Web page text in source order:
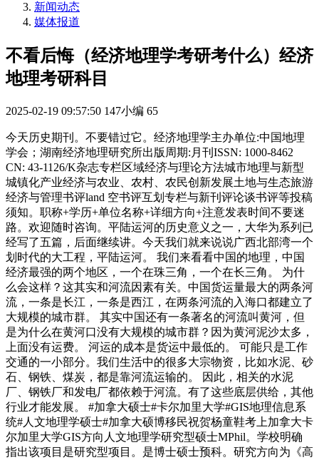
新闻动态
媒体报道
不看后悔（经济地理学考研考什么）经济
地理考研科目
2025-02-19 09:57:50 147小编 65
今天历史期刊。不要错过它。经济地理学主办单位:中国地理
学会；湖南经济地理研究所出版周期:月刊ISSN: 1000-8462
CN: 43-1126/K杂志专栏区域经济与理论方法城市地理与新型
城镇化产业经济与农业、农村、农民创新发展土地与生态旅游
经济与管理书评land 空书评互划专栏与新刊评论谈书评等投稿
须知。职称+学历+单位名称+详细方向+注意发表时间不要迷
路。欢迎随时咨询。平陆运河的历史意义之一，大华为系列已
经写了五篇，后面继续讲。今天我们就来说说广西北部湾一个
划时代的大工程，平陆运河。 我们来看看中国的地理，中国
经济最强的两个地区，一个在珠三角，一个在长三角。 为什
么会这样？这其实和河流因素有关。中国货运量最大的两条河
流，一条是长江，一条是西江，在两条河流的入海口都建立了
大规模的城市群。 其实中国还有一条著名的河流叫黄河，但
是为什么在黄河口没有大规模的城市群？因为黄河泥沙太多，
上面没有运费。 河运的成本是货运中最低的。 可能只是工作
交通的一小部分。我们生活中的很多大宗物资，比如水泥、砂
石、钢铁、煤炭，都是靠河流运输的。 因此，相关的水泥
厂、钢铁厂和发电厂都依赖于河流。有了这些底层供给，其他
行业才能发展。 #加拿大硕士#卡尔加里大学#GIS地理信息系
统#人文地理学硕士#加拿大硕博移民祝贺杨童鞋考上加拿大卡
尔加里大学GIS方向人文地理学研究型硕士MPhil。学校明确
指出该项目是研究型项目。是博士硕士预科。研究方向为《高